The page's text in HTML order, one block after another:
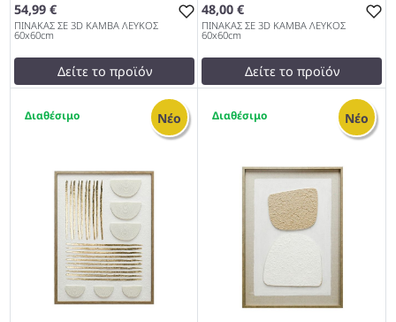
54,99 €
ΠΙΝΑΚΑΣ ΣΕ 3D ΚΑΜΒΑ ΛΕΥΚΟΣ
60x60cm
Δείτε το προϊόν
ΠΙΝΑΚΑΣ ΣΕ 3D ΚΑΜΒΑ
ΛΕΥΚΟΣ 60x60cm 1027
48,00 €
ΠΙΝΑΚΑΣ ΣΕ 3D ΚΑΜΒΑ ΛΕΥΚΟΣ
60x60cm
Δείτε το προϊόν
ΠΙΝΑΚΑΣ ΣΕ 3D ΚΑΜΒΑ
ΛΕΥΚΟΣ 60x60cm 1027
Νέο Νέο